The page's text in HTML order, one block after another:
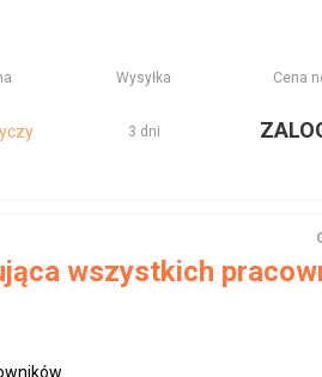
Wysyłka Cena
3 dni
wszystkich